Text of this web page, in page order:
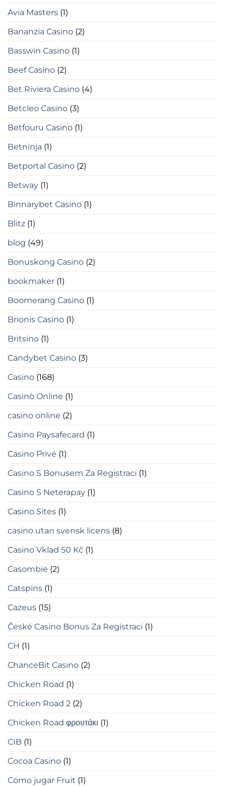
Avia Masters (1)
Bananzia Casino (2)
Basswin Casino (1)
Beef Casino (2)
Bet Riviera Casino (4)
Betcleo Casino (3)
Betfouru Casino (1)
Betninja (1)
Betportal Casino (2)
Betway (1)
Binnarybet Casino (1)
Blitz (1)
blog (49)
Bonuskong Casino (2)
bookmaker (1)
Boomerang Casino (1)
Brionis Casino (1)
Britsino (1)
Candybet Casino (3)
Casino (168)
Casinò Online (1)
casino online (2)
Casino Paysafecard (1)
Casino Privé (1)
Casino S Bonusem Za Registraci (1)
Casino S Neterapay (1)
Casino Sites (1)
casino utan svensk licens (8)
Casino Vklad 50 Kč (1)
Casombie (2)
Catspins (1)
Cazeus (15)
České Casino Bonus Za Registraci (1)
CH (1)
ChanceBit Casino (2)
Chicken Road (1)
Chicken Road 2 (2)
Chicken Road φρουτάκι (1)
CIB (1)
Cocoa Casino (1)
Cómo jugar Fruit (1)